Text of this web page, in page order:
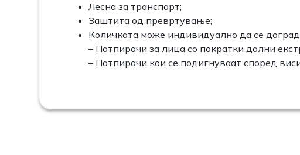
Лесна за транспорт;
Заштита од превртување;
Количката може индивидуално да се
– Потпирачи за лица со пократки долни
– Потпирачи кои се подигнуваат според